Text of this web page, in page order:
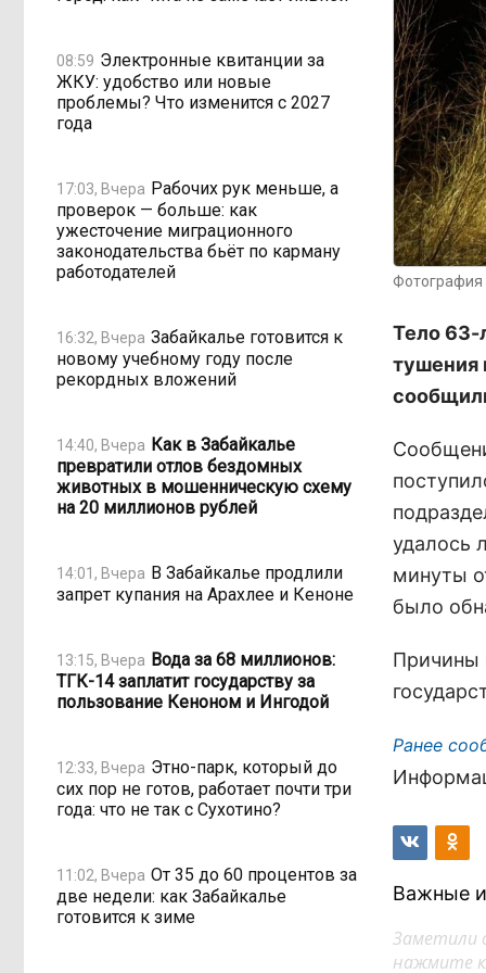
08:59 Электронные квитанции за
ЖКУ: удобство или новые
проблемы? Что изменится с 2027
года
17:03, Вчера Рабочих рук меньше, а
проверок — больше: как
ужесточение миграционного
законодательства бьёт по карману
работодателей
16:32, Вчера Забайкалье готовится к
новому учебному году после
рекордных вложений
14:40, Вчера Как в Забайкалье
превратили отлов бездомных
животных в мошенническую схему
на 20 миллионов рублей
14:01, Вчера В Забайкалье продлили
запрет купания на Арахлее и Кеноне
13:15, Вчера Вода за 68 миллионов:
ТГК-14 заплатит государству за
пользование Кеноном и Ингодой
12:33, Вчера Этно-парк, который до
сих пор не готов, работает почти три
года: что не так с Сухотино?
11:02, Вчера От 35 до 60 процентов за
две недели: как Забайкалье
готовится к зиме
Фотография
Тело 63-
тушения
удалось
минуты
было
Причины
Ранее
Важные
Заметили
нажмите